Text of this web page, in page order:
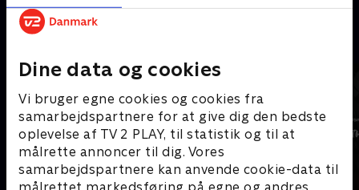
Dine data og cookies
Vi bruger egne cookies og cookies fra
samarbejdspartnere for at give dig den bedste
oplevelse af TV 2 PLAY, til statistik og til at
målrette annoncer til dig. Vores
samarbejdspartnere kan anvende cookie-data til